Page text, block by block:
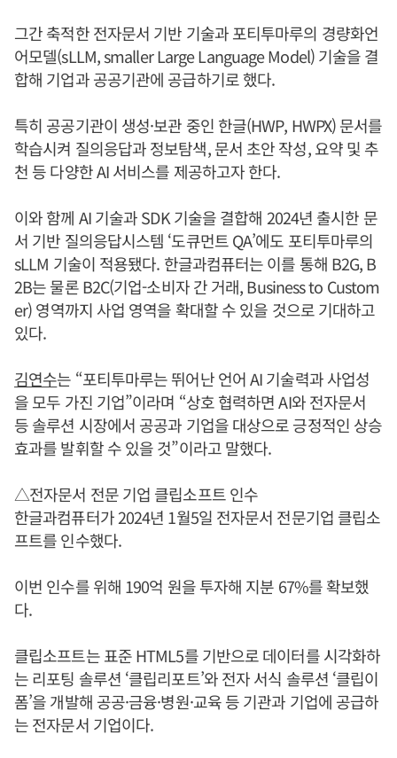
그간 축적한 전자문서 기반 기술과 포티투마루의 경량화언
어모델(sLLM, smaller Large Language Model) 기술을 결
합해 기업과 공공기관에 공급하기로 했다.
특히 공공기관이 생성·보관 중인 한글(HWP, HWPX) 문서를
학습시켜 질의응답과 정보탐색, 문서 초안 작성, 요약 및 추
천 등 다양한 AI 서비스를 제공하고자 한다.
이와 함께 AI 기술과 SDK 기술을 결합해 2024년 출시한 문
서 기반 질의응답시스템 ‘도큐먼트 QA’에도 포티투마루의
sLLM 기술이 적용됐다. 한글과컴퓨터는 이를 통해 B2G, B
2B는 물론 B2C(기업-소비자 간 거래, Business to Custom
er) 영역까지 사업 영역을 확대할 수 있을 것으로 기대하고
있다.
김연수는 “포티투마루는 뛰어난 언어 AI 기술력과 사업성
을 모두 가진 기업”이라며 “상호 협력하면 AI와 전자문서
등 솔루션 시장에서 공공과 기업을 대상으로 긍정적인 상승
효과를 발휘할 수 있을 것”이라고 말했다.
△전자문서 전문 기업 클립소프트 인수
한글과컴퓨터가 2024년 1월5일 전자문서 전문기업 클립소
프트를 인수했다.
이번 인수를 위해 190억 원을 투자해 지분 67%를 확보했
다.
클립소프트는 표준 HTML5를 기반으로 데이터를 시각화하
는 리포팅 솔루션 ‘클립리포트’와 전자 서식 솔루션 ‘클립이
폼’을 개발해 공공·금융·병원·교육 등 기관과 기업에 공급하
는 전자문서 기업이다.